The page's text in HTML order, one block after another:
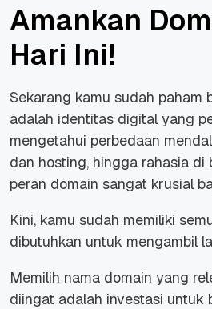
Amankan
Hari Ini!
Sekarang kamu sudah paham
adalah identitas digital yang
mengetahui perbedaan
dan hosting, hingga rahasia di
peran domain sangat krusial
Kini, kamu sudah memiliki
dibutuhkan untuk mengambil
Memilih nama domain yang
diingat adalah investasi untuk